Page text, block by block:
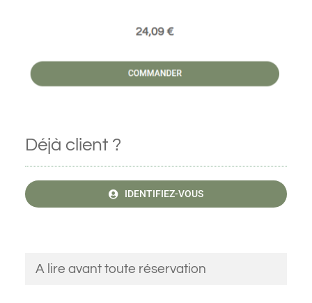
Déjà client ?
IDENTIFIEZ-VOUS
A lire avant toute réservation